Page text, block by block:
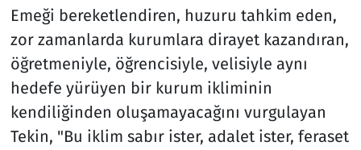
Emeği bereketlendiren, huzuru tahkim eden,
zor zamanlarda kurumlara dirayet kazandıran,
öğretmeniyle, öğrencisiyle, velisiyle aynı
hedefe yürüyen bir kurum ikliminin
kendiliğinden oluşamayacağını vurgulayan
Tekin, "Bu iklim sabır ister, adalet ister, feraset